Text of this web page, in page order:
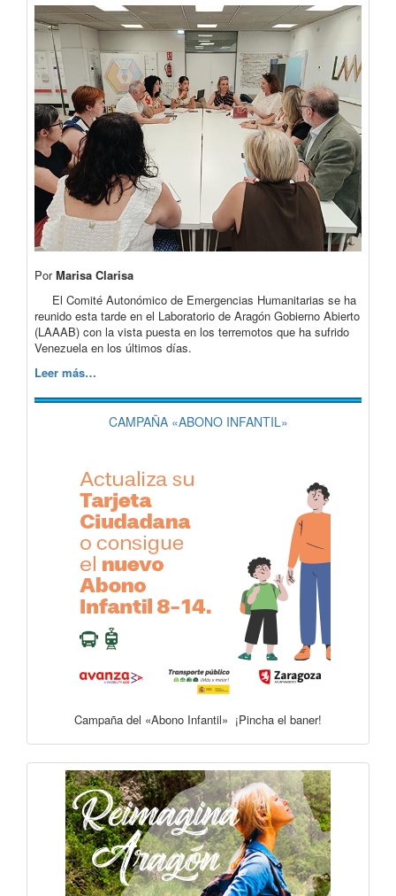
PorMarisa Clarisa
El Comité Autonómico de Emergencias Humanitarias se ha
reunido esta tarde en el Laboratorio de Aragón Gobierno Abierto
(LAAAB) con la vista puesta en los terremotos que ha sufrido
Venezuela en los últimos días.
Leer más…
CAMPAÑA «ABONO INFANTIL»
Campaña del «Abono Infantil» ¡Pincha el baner!